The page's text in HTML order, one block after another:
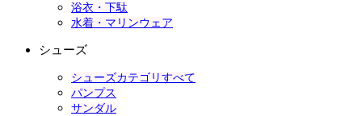
浴衣・下駄
水着・マリンウェア
シューズ
シューズカテゴリすべて
パンプス
サンダル